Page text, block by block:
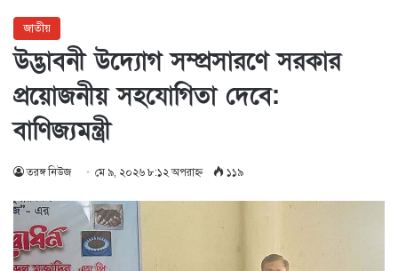
জাতীয়
উদ্ভাবনী উদ্যোগ সম্প্রসারণে সরকার
প্রয়োজনীয় সহযোগিতা দেবে:
বাণিজ্যমন্ত্রী
তরঙ্গ নিউজ মে ৯, ২০২৬ ৮:১২ অপরাহ্ণ ১১৯